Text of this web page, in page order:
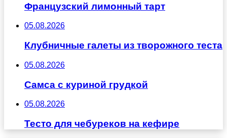
Французский лимонный тарт
05.08.2026
Клубничные галеты из творожного теста
05.08.2026
Самса с куриной грудкой
05.08.2026
Тесто для чебуреков на кефире